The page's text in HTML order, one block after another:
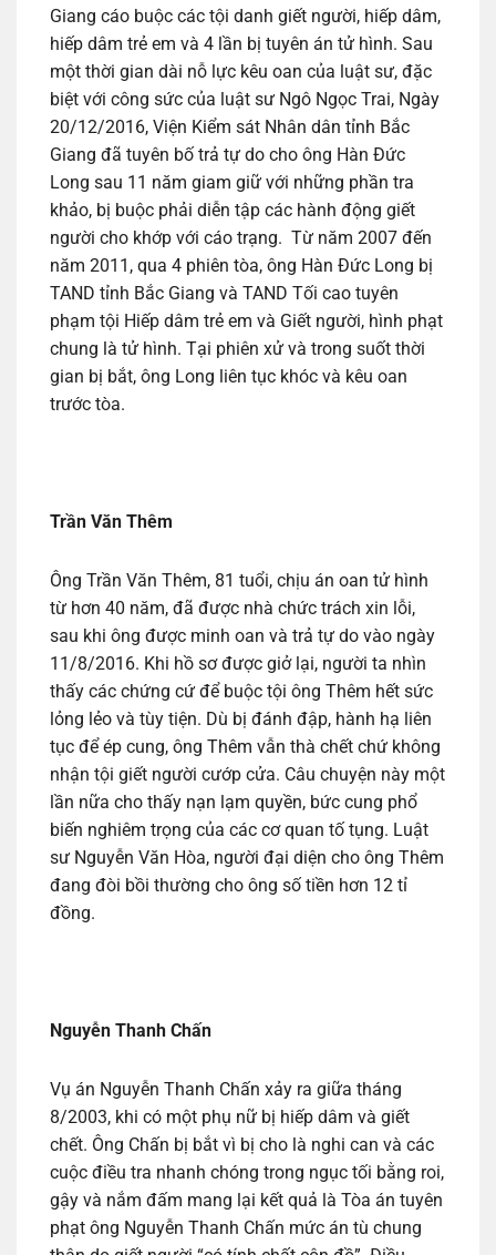
Giang cáo buộc các tội danh giết người, hiếp dâm,
hiếp dâm trẻ em và 4 lần bị tuyên án tử hình. Sau
một thời gian dài nỗ lực kêu oan của luật sư, đặc
biệt với công sức của luật sư Ngô Ngọc Trai, Ngày
20/12/2016, Viện Kiểm sát Nhân dân tỉnh Bắc
Giang đã tuyên bố trả tự do cho ông Hàn Đức
Long sau 11 năm giam giữ với những phần tra
khảo, bị buộc phải diễn tập các hành động giết
người cho khớp với cáo trạng. Từ năm 2007 đến
năm 2011, qua 4 phiên tòa, ông Hàn Đức Long bị
TAND tỉnh Bắc Giang và TAND Tối cao tuyên
phạm tội Hiếp dâm trẻ em và Giết người, hình phạt
chung là tử hình. Tại phiên xử và trong suốt thời
gian bị bắt, ông Long liên tục khóc và kêu oan
trước tòa.
Trần Văn Thêm
Ông Trần Văn Thêm, 81 tuổi, chịu án oan tử hình
từ hơn 40 năm, đã được nhà chức trách xin lỗi,
sau khi ông được minh oan và trả tự do vào ngày
11/8/2016. Khi hồ sơ được giở lại, người ta nhìn
thấy các chứng cứ để buộc tội ông Thêm hết sức
lỏng lẻo và tùy tiện. Dù bị đánh đập, hành hạ liên
tục để ép cung, ông Thêm vẫn thà chết chứ không
nhận tội giết người cướp cửa. Câu chuyện này một
lần nữa cho thấy nạn lạm quyền, bức cung phổ
biến nghiêm trọng của các cơ quan tố tụng. Luật
sư Nguyễn Văn Hòa, người đại diện cho ông Thêm
đang đòi bồi thường cho ông số tiền hơn 12 tỉ
đồng.
Nguyễn Thanh Chấn
Vụ án Nguyễn Thanh Chấn xảy ra giữa tháng
8/2003, khi có một phụ nữ bị hiếp dâm và giết
chết. Ông Chấn bị bắt vì bị cho là nghi can và các
cuộc điều tra nhanh chóng trong ngục tối bằng roi,
gậy và nắm đấm mang lại kết quả là Tòa án tuyên
phạt ông Nguyễn Thanh Chấn mức án tù chung